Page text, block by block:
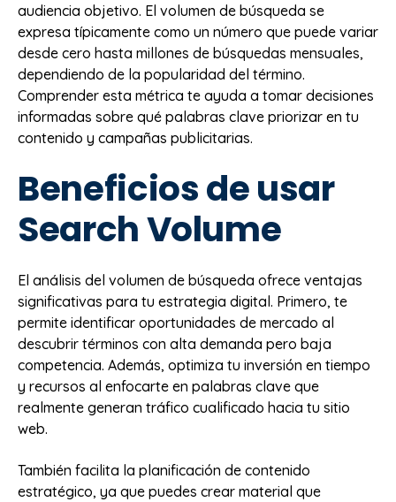
audiencia objetivo. El volumen de búsqueda se
expresa típicamente como un número que puede variar
desde cero hasta millones de búsquedas mensuales,
dependiendo de la popularidad del término.
Comprender esta métrica te ayuda a tomar decisiones
informadas sobre qué palabras clave priorizar en tu
contenido y campañas publicitarias.
Beneficios de usar
Search Volume
El análisis del volumen de búsqueda ofrece ventajas
significativas para tu estrategia digital. Primero, te
permite identificar oportunidades de mercado al
descubrir términos con alta demanda pero baja
competencia. Además, optimiza tu inversión en tiempo
y recursos al enfocarte en palabras clave que
realmente generan tráfico cualificado hacia tu sitio
web.
También facilita la planificación de contenido
estratégico, ya que puedes crear material que